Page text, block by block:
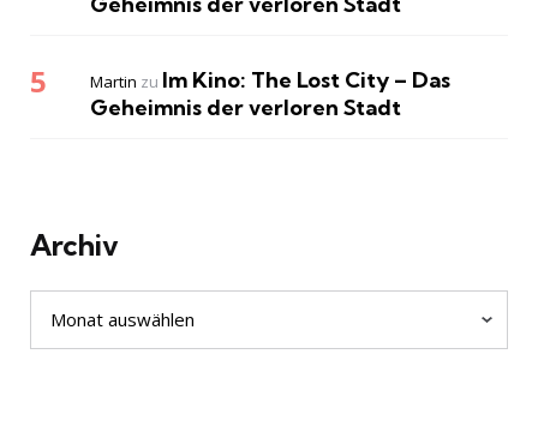
Martin zu Im Kino: The Lost City – Das
Geheimnis der verloren Stadt
Archiv